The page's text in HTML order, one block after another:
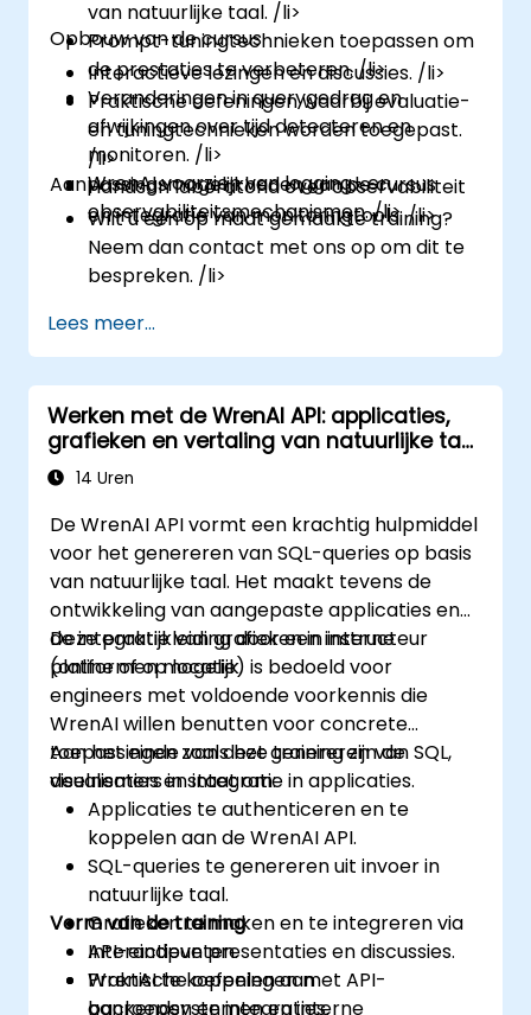
van natuurlijke taal. /li>
Prompt-tuningtechnieken toepassen om
de prestaties te verbeteren. /li>
Veranderingen in querygedrag en
afwijkingen over tijd detecteren en
monitoren. /li>
WrenAI voorzien van logging- en
observabiliteitsmechanismen. /li>
Opbouw van de cursus
Interactieve lezingen en discussies. /li>
Praktische oefeningen waarbij evaluatie-
en tuningtechnieken worden toegepast.
/li>
Handson laboratoria over observabiliteit
en integratie van monitoringtools. /li>
Aanpassingsmogelijkheden van de cursus
Wilt u een op maat gemaakte training?
Neem dan contact met ons op om dit te
bespreken. /li>
Lees meer...
Werken met de WrenAI API: applicaties,
grafieken en vertaling van natuurlijke taal
naar SQL
14 Uren
De WrenAI API vormt een krachtig hulpmiddel
voor het genereren van SQL-queries op basis
van natuurlijke taal. Het maakt tevens de
ontwikkeling van aangepaste applicaties en
de integratie van grafieken in interne
platformen mogelijk.
Deze praktijkleiding door een instructeur
(online of op locatie) is bedoeld voor
engineers met voldoende voorkennis die
WrenAI willen benutten voor concrete
toepassingen zoals het genereren van SQL,
visualisaties en integratie in applicaties.
Aan het einde van deze training zijn de
deelnemers in staat om:
Applicaties te authenticeren en te
koppelen aan de WrenAI API.
SQL-queries te genereren uit invoer in
natuurlijke taal.
Grafieken te maken en te integreren via
API-eindpunten.
WrenAI te koppelen aan
backendsystemen en interne
Vorm van de training
Interactieve presentaties en discussies.
Praktische oefeningen met API-
aanroepen en integraties.